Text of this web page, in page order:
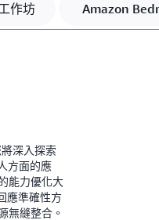
作坊 Amazon
深入探索
方面的應
能力優化大
應準確性方
無縫整合。